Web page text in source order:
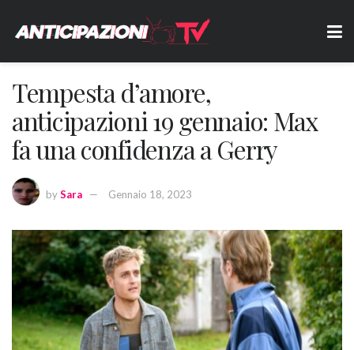
Tempesta d’amore,
anticipazioni 19 gennaio: Max
fa una confidenza a Gerry
bySara Gennaio 18, 2023